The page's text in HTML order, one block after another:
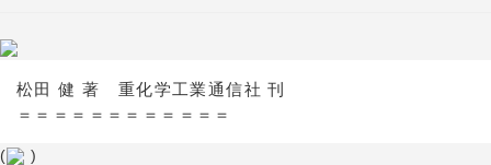
松田 健 著 重化学工業通信社 刊
＝＝＝＝＝＝＝＝＝＝＝＝
( )